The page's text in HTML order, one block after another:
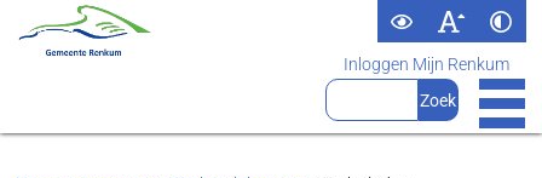
Inloggen Mijn Renkum